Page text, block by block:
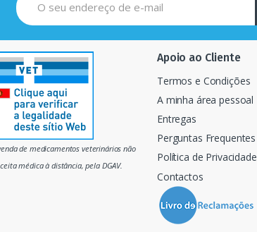
de medicamentos veterinários não
médica à distância, pela DGAV.
Apoio ao Cliente
Termos e Condições
A minha área pessoal
Entregas
Perguntas Frequentes
Política de Privacidade
Contactos